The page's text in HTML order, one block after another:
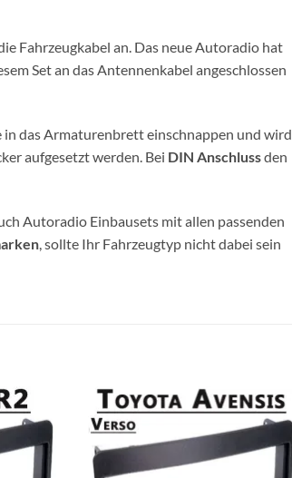
Fahrzeugkabel an. Das neue Autoradio hat
Set an das Antennenkabel angeschlossen
das Armaturenbrett einschnappen und wird
aufgesetzt werden. Bei DIN Anschlussden
Autoradio Einbausets mit allen passenden
, sollte Ihr Fahrzeugtyp nicht dabei sein